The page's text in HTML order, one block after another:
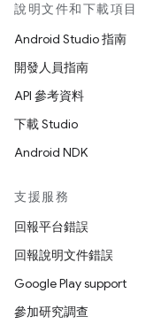
說明文件和下載項目
Android Studio 指南
開發人員指南
API 參考資料
下載 Studio
Android NDK
支援服務
回報平台錯誤
回報說明文件錯誤
Google Play support
參加研究調查